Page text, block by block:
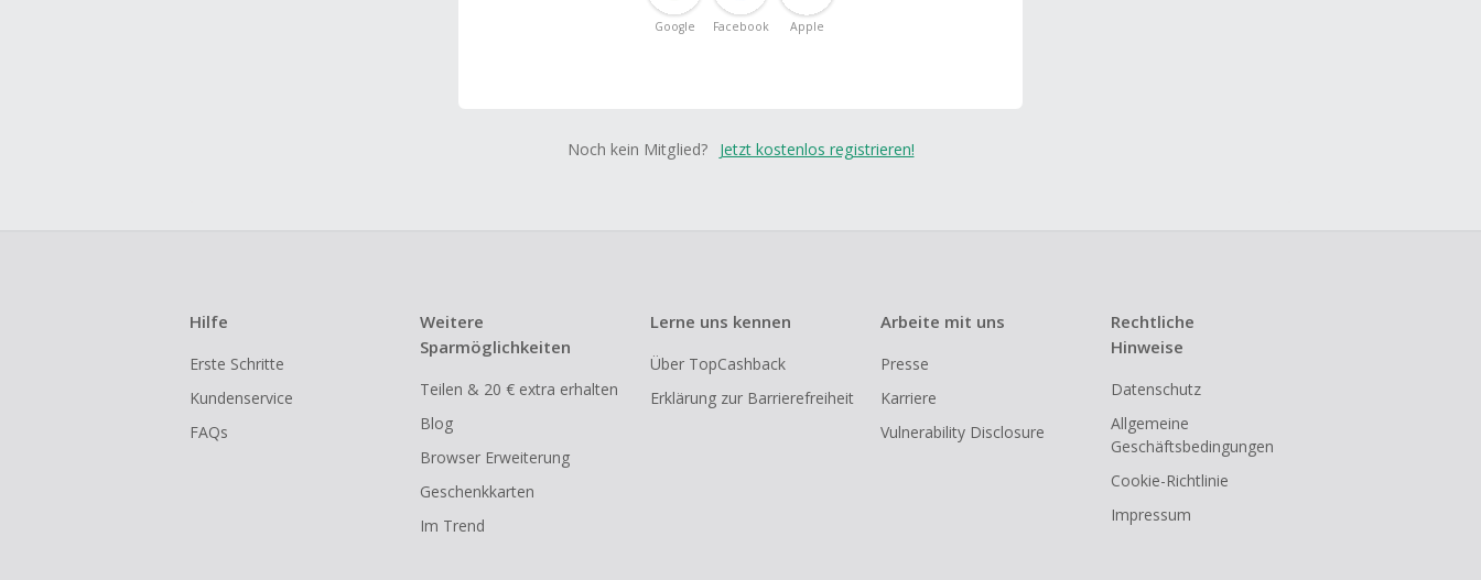
Google Facebook Apple
Noch kein Mitglied? Jetzt kostenlos registrieren!
Hilfe
Erste Schritte
Kundenservice
FAQs
Weitere
Sparmöglichkeiten
Teilen & 20 € extra erhalten
Blog
Browser Erweiterung
Geschenkkarten
Im Trend
Lerne uns kennen
Über TopCashback
Erklärung zur Barrierefreiheit
Arbeite mit uns
Presse
Karriere
Vulnerability Disclosure
Rechtliche
Hinweise
Datenschutz
Allgemeine
Geschäftsbedingungen
Cookie-Richtlinie
Impressum